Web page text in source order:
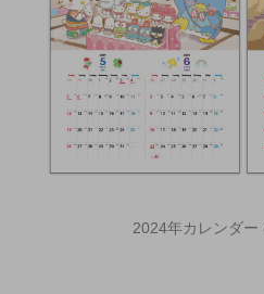
2024年カレンダー